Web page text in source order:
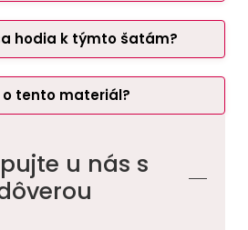
hodia k týmto šatám?
tento materiál?
u nás s